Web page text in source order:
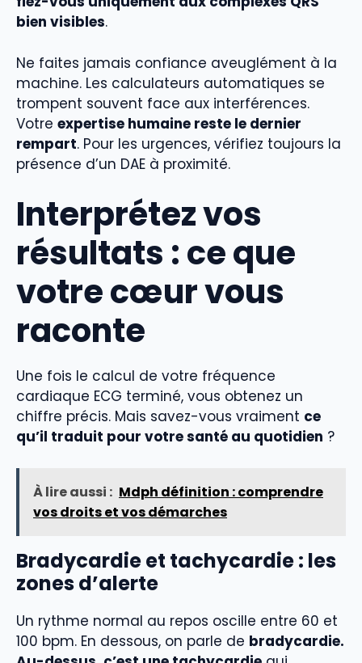
bien visibles.
Ne faites jamais confiance aveuglément à la
machine. Les calculateurs automatiques se
trompent souvent face aux interférences.
Votre expertise humaine reste le dernier
rempart. Pour les urgences, vérifiez toujours la
présence d’un DAE à proximité.
Interprétez vos
résultats : ce que
votre cœur vous
raconte
Une fois le calcul de votre fréquence
cardiaque ECG terminé, vous obtenez un
chiffre précis. Mais savez-vous vraiment ce
qu’il traduit pour votre santé au quotidien ?
À lire aussi : Mdph définition : comprendre
vos droits et vos démarches
Bradycardie et tachycardie : les
zones d’alerte
Un rythme normal au repos oscille entre 60 et
100 bpm. En dessous, on parle de bradycardie.